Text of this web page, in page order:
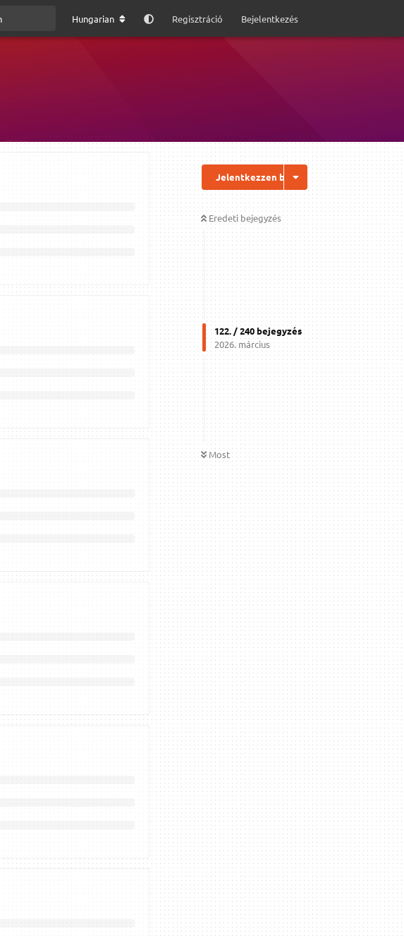
Hungarian Regisztráció Bejelentkezés
Jelentkezzen be a válaszhoz
Eredeti bejegyzés
122. /240 bejegyzés
2026. március
Most